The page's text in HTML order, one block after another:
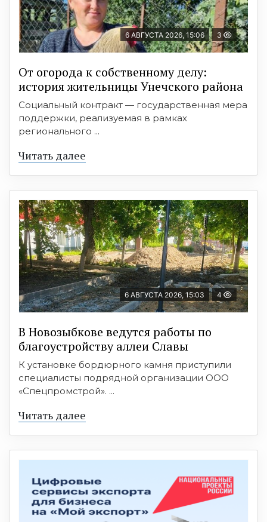
6 АВГУСТА 2026, 15:06 3
От огорода к собственному делу:
история жительницы Унечского района
Социальный контракт — государственная мера
поддержки, реализуемая в рамках
регионального ...
Читать далее
6 АВГУСТА 2026, 15:03 4
В Новозыбкове ведутся работы по
благоустройству аллеи Славы
К установке бордюрного камня приступили
специалисты подрядной организации ООО
«Спецпромстрой». ...
Читать далее